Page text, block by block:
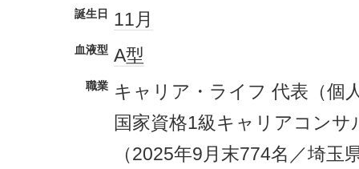
誕生日 11月
血液型 A型
職業 キャリア・ライフ 代表（個
国家資格1級キャリアコン
（2025年9月末774名／埼玉